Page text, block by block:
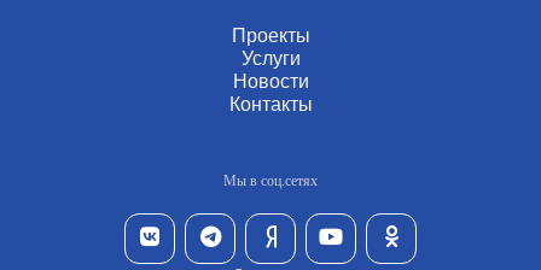
Проекты
Услуги
Новости
Контакты
Мы в соц.сетях